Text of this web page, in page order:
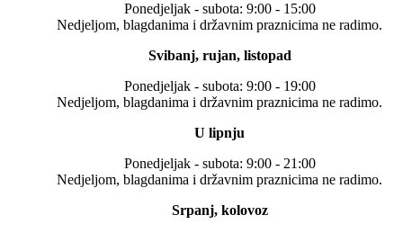
Ponedjeljak - subota: 9:00 - 15:00
Nedjeljom, blagdanima i državnim praznicima ne radimo.
Svibanj, rujan, listopad
Ponedjeljak - subota: 9:00 - 19:00
Nedjeljom, blagdanima i državnim praznicima ne radimo.
U lipnju
Ponedjeljak - subota: 9:00 - 21:00
Nedjeljom, blagdanima i državnim praznicima ne radimo.
Srpanj, kolovoz